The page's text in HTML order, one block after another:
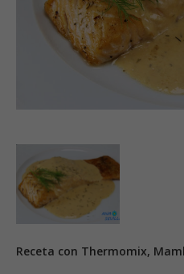
Receta con Thermomix,